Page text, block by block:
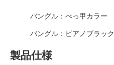
バングル：べっ甲カラー
バングル：ピアノブラック
製品仕様